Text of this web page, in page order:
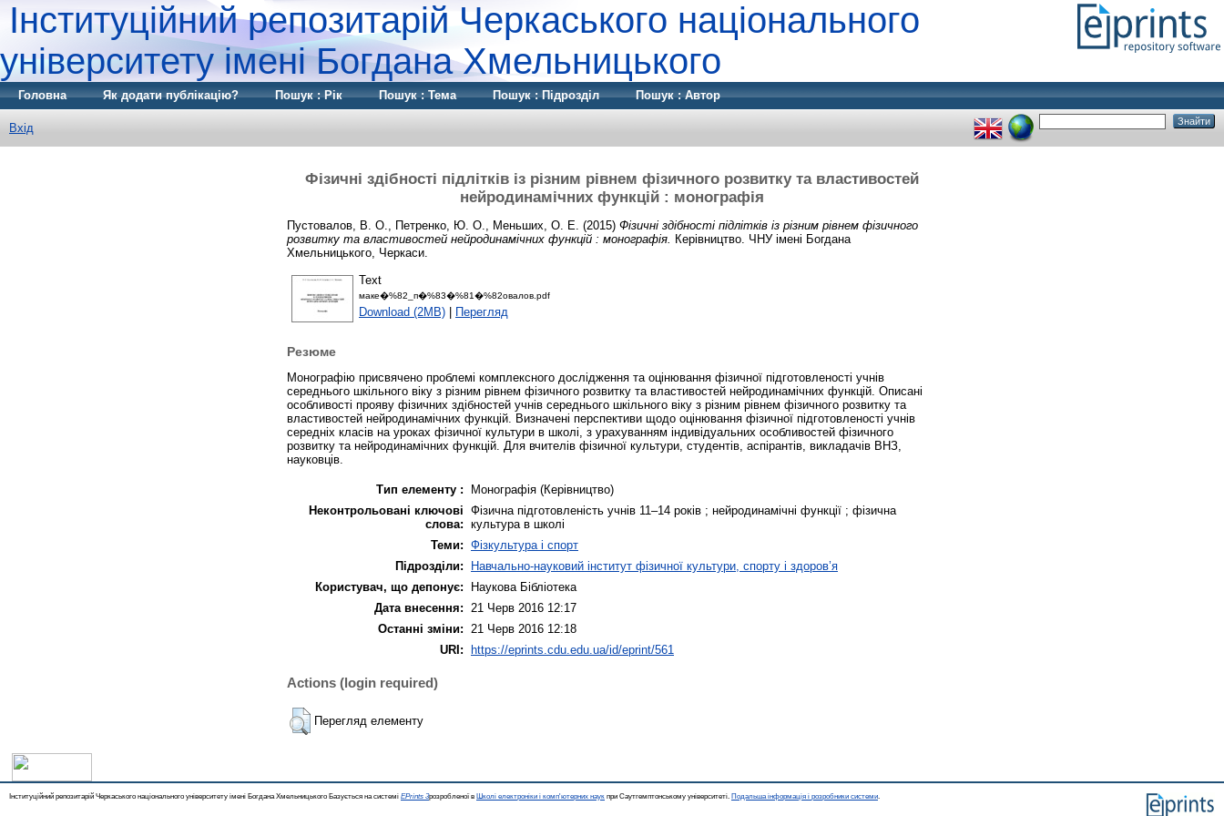
Інституційний репозитарій Черкаського національного
університету імені Богдана Хмельницького
Головна Як додати публікацію? Пошук : Рік Пошук : Тема Пошук : Підрозділ Пошук : Автор
Вхід
Фізичні здібності підлітків із різним рівнем фізичного розвитку та властивостей
нейродинамічних функцій : монографія
Пустовалов, В. О. Петренко, Ю. О. Меньших, О. Е. (2015) Фізичні здібності підлітків із різним рівнем фізичного
розвитку та властивостей нейродинамічних функцій : монографія. Керівництво. ЧНУ імені Богдана
Хмельницького, Черкаси.
Text
маке�%82_п�%83�%81�%82овалов.pdf
Download (2MB) Перегляд
Резюме
Монографію присвячено проблемі комплексного дослідження та оцінювання фізичної підготовленості учнів
середнього шкільного віку з різним рівнем фізичного розвитку та властивостей нейродинамічних функцій. Описані
особливості прояву фізичних здібностей учнів середнього шкільного віку з різним рівнем фізичного розвитку та
властивостей нейродинамічних функцій. Визначені перспективи щодо оцінювання фізичної підготовленості учнів
середніх класів на уроках фізичної культури в школі, з урахуванням індивідуальних особливостей фізичного
розвитку та нейродинамічних функцій. Для вчителів фізичної культури, студентів, аспірантів, викладачів ВНЗ,
науковців.
Тип елементу :
Монографія (Керівництво)
Неконтрольовані ключові
слова:
Фізична підготовленість учнів 11–14 років ; нейродинамічні функції ; фізична
культура в школі
Теми: Фізкультура і спорт
Підрозділи:
Навчально-науковий інститут фізичної культури, спорту і здоров’я
Користувач, що депонує:
Наукова Бібліотека
Дата внесення:
21 Черв 2016 12:17
Останні зміни:
21 Черв 2016 12:18
URI: https://eprints.cdu.edu.ua/id/eprint/561
Actions (login required)
Перегляд елементу
Інституційний репозитарій Черкаського національного університету імені Богдана Хмельницького Базується на системі EPrints 3розробленої в Школі електроніки і комп'ютерних наук при Саутгемптонському університеті. Подальша інформація і розробники системи